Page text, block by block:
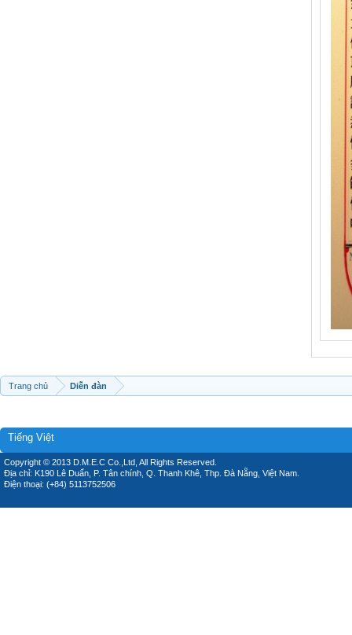
Trang chủ Diễn đàn
Tiếng Việt
Copyright © 2013 D.M.E.C Co.,Ltd, All Rights Reserved.
Địa chỉ: K190 Lê Duẩn, P. Tân chính, Q. Thanh Khê, Thp. Đà Nẵng, Việt Nam.
Điện thoại: (+84) 5113752506